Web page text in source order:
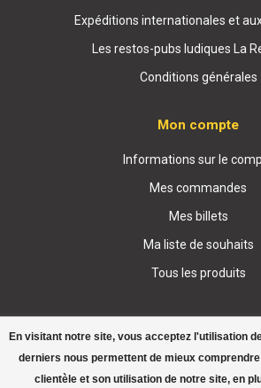
En visitant notre site, vous acceptez l'utilisation
derniers nous permettent de mieux
clientèle et son utilisation de notre site, en
Expéditions internationales et
Les restos-pubs ludiques La
Conditions générales
Mon compte
Informations sur le
Mes commandes
Mes billets
Ma liste de souhaits
Tous les produits